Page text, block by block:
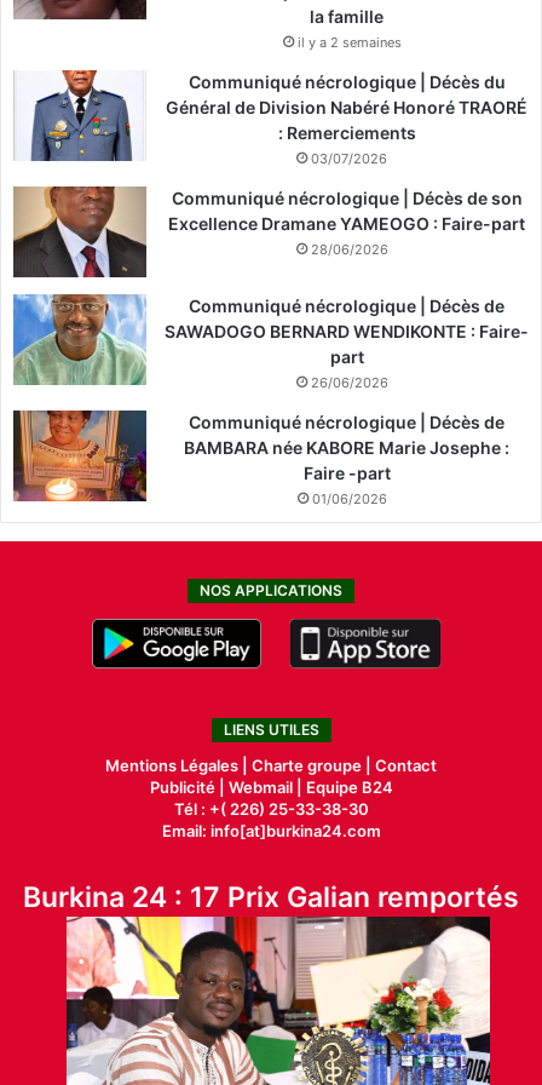
la famille
il y a 2 semaines
Communiqué nécrologique | Décès du
Général de Division Nabéré Honoré TRAORÉ
: Remerciements
03/07/2026
Communiqué nécrologique | Décès de son
Excellence Dramane YAMEOGO : Faire-part
28/06/2026
Communiqué nécrologique | Décès de
SAWADOGO BERNARD WENDIKONTE : Faire-
part
26/06/2026
Communiqué nécrologique | Décès de
BAMBARA née KABORE Marie Josephe :
Faire -part
01/06/2026
NOS APPLICATIONS
LIENS UTILES
Mentions Légales | Charte groupe | Contact
Publicité| Webmail |
Equipe B24
Tél : +( 226) 25-33-38-30
Email: info[at]burkina24.com
Burkina 24 : 17 Prix Galian remportés